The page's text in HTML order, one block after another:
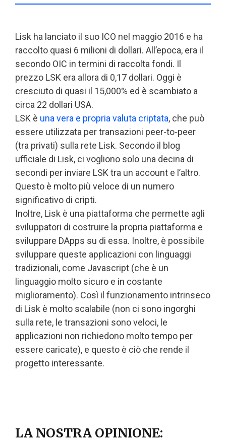
Lisk ha lanciato il suo ICO nel maggio 2016 e ha
raccolto quasi 6 milioni di dollari. All’epoca, era il
secondo OIC in termini di raccolta fondi. Il
prezzo LSK era allora di 0,17 dollari. Oggi è
cresciuto di quasi il 15,000% ed è scambiato a
circa 22 dollari USA.
LSK è una vera e propria valuta criptata, che può
essere utilizzata per transazioni peer-to-peer
(tra privati) sulla rete Lisk. Secondo il blog
ufficiale di Lisk, ci vogliono solo una decina di
secondi per inviare LSK tra un account e l’altro.
Questo è molto più veloce di un numero
significativo di cripti.
Inoltre, Lisk è una piattaforma che permette agli
sviluppatori di costruire la propria piattaforma e
sviluppare DApps su di essa. Inoltre, è possibile
sviluppare queste applicazioni con linguaggi
tradizionali, come Javascript (che è un
linguaggio molto sicuro e in costante
miglioramento). Così il funzionamento intrinseco
di Lisk è molto scalabile (non ci sono ingorghi
sulla rete, le transazioni sono veloci, le
applicazioni non richiedono molto tempo per
essere caricate), e questo è ciò che rende il
progetto interessante.
LA NOSTRA OPINIONE: